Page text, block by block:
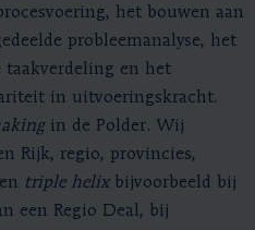
het bouwen aan
probleemanalyse, het
taakverdeling en het
in uitvoeringskracht.
in de Polder. Wij
Rijk, regio, provincies,
triple helixbijvoorbeeld bij
een Regio Deal, bij